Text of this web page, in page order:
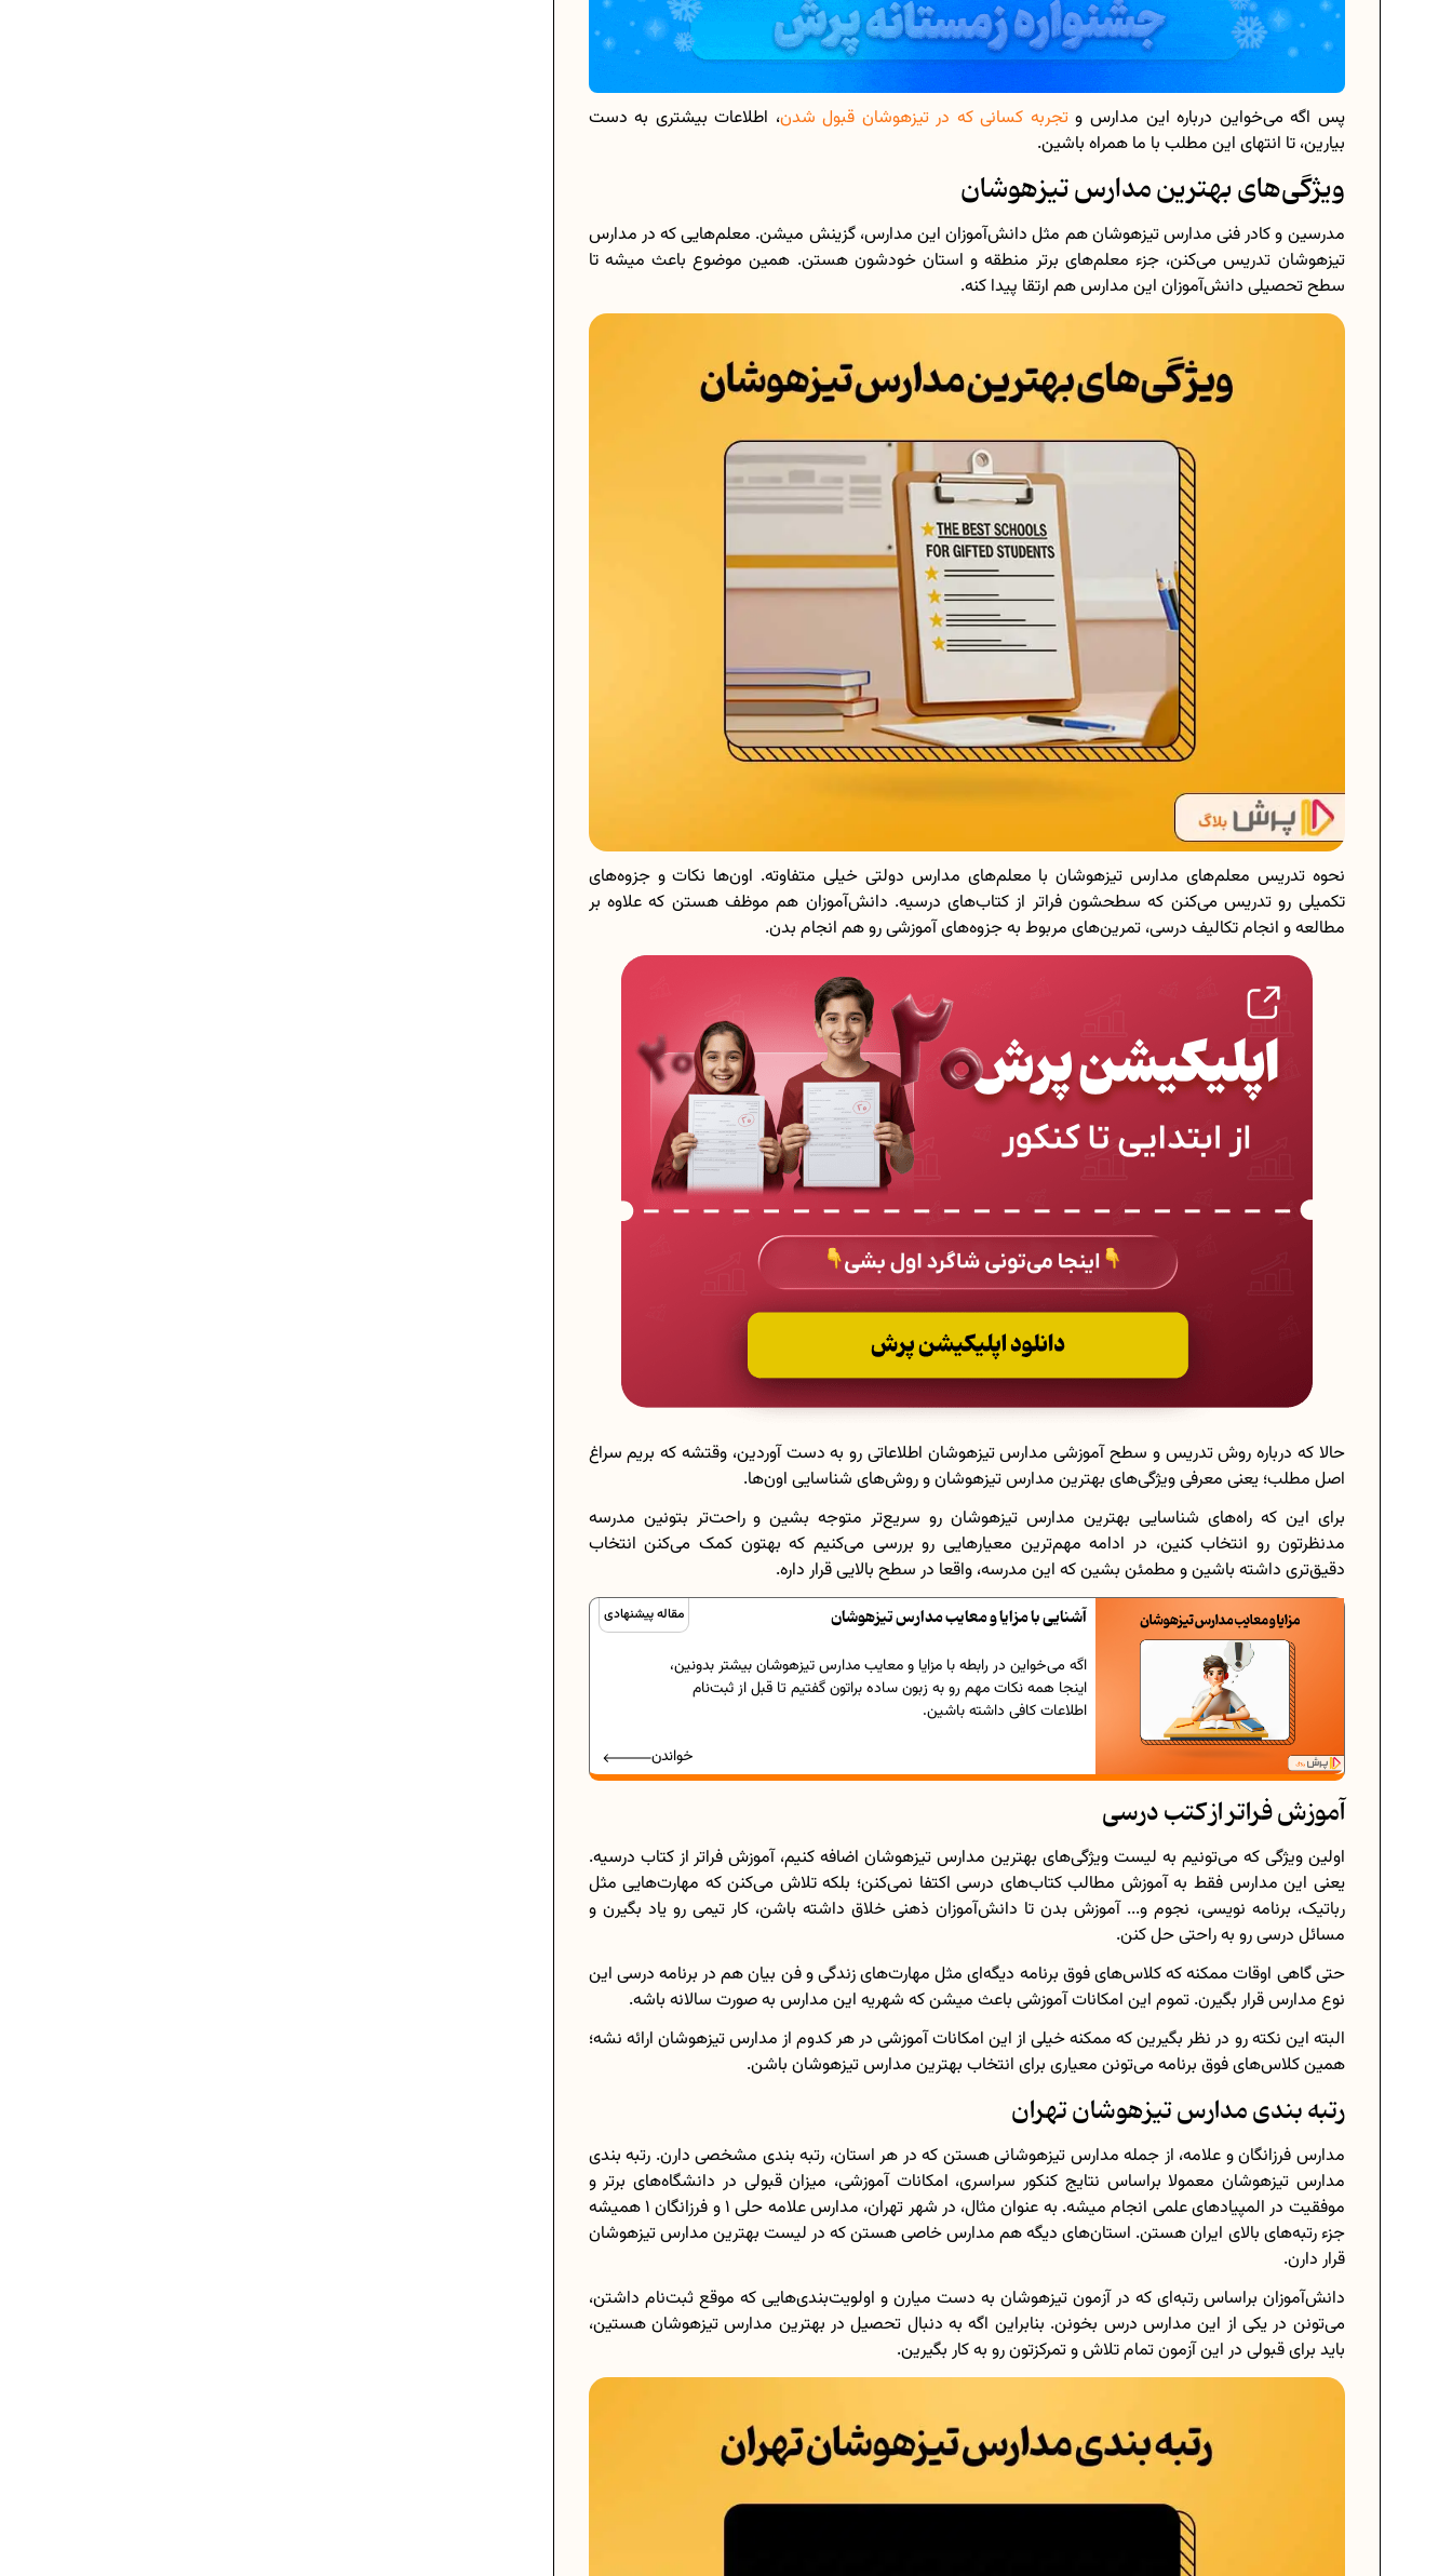
اعداد صحیح، طبیعی و گویا چه اعدادی...
حذفیات کنکور انسانی 1404
اعداد صحیح، طبیعی و گویا چه اعدادی...
حذفیات کنکور انسانی 1404
پس اگه می‌خواین درباره این مدارس وتجربه‌ کسانی که در تیزهوشان قبول شدن، اطلاعات بیشتری به دست
بیارین، تا انتهای این مطلب با ما همراه باشین.
ویژگی‌های بهترین مدارس تیزهوشان
مدرسین و کادر فنی مدارس تیزهوشان هم مثل دانش‌آموزان این مدارس، گزینش میشن. معلم‌هایی که در مدارس
تیزهوشان تدریس می‌کنن، جزء معلم‌های برتر منطقه و استان خودشون هستن. همین موضوع باعث میشه تا
سطح تحصیلی دانش‌آموزان این مدارس هم ارتقا پیدا کنه.
نحوه تدریس معلم‌های مدارس تیزهوشان با معلم‌های مدارس دولتی خیلی متفاوته. اون‌ها نکات و جزوه‌های
تکمیلی رو تدریس می‌کنن که سطحشون فراتر از کتاب‌های درسیه. دانش‌آموزان هم موظف هستن که علاوه بر
مطالعه و انجام تکالیف درسی، تمرین‌های مربوط به جزوه‌های آموزشی رو هم انجام بدن.
حالا که درباره روش تدریس و سطح آموزشی مدارس تیزهوشان اطلاعاتی رو به دست آوردین، وقتشه که بریم سراغ
اصل مطلب؛ یعنی معرفی ویژگی‌های بهترین مدارس تیزهوشان و روش‌های شناسایی اون‌ها.
برای این که راه‌های شناسایی بهترین مدارس تیزهوشان رو سریع‌تر متوجه بشین و راحت‌تر بتونین مدرسه
مدنظرتون رو انتخاب کنین، در ادامه مهم‌ترین معیارهایی رو بررسی می‌کنیم که بهتون کمک می‌کنن انتخاب
دقیق‌تری داشته باشین و مطمئن بشین که این مدرسه، واقعا در سطح بالایی قرار داره.
مقاله پیشنهادی آشنایی با مزایا و معایب مدارس تیزهوشان
اگه می‌خواین در رابطه با مزایا و معایب مدارس تیزهوشان بیشتر بدونین،
اینجا همه نکات مهم رو به زبون ساده براتون گفتیم تا قبل از ثبت‌نام
اطلاعات کافی داشته باشین.
خواندن
آموزش فراتر از کتب درسی
اولین ویژگی که می‌تونیم به لیست ویژگی‌های بهترین مدارس تیزهوشان اضافه کنیم، آموزش فراتر از کتاب درسیه.
یعنی این مدارس فقط به آموزش مطالب کتاب‌های درسی اکتفا نمی‌کنن؛ بلکه تلاش می‌کنن که مهارت‌هایی مثل
رباتیک، برنامه نویسی، نجوم و... آموزش بدن تا دانش‌آموزان ذهنی خلاق داشته باشن، کار تیمی رو یاد بگیرن و
مسائل درسی رو به راحتی حل کنن.
حتی گاهی اوقات ممکنه که کلاس‌های فوق برنامه دیگه‎‌ای مثل مهارت‌های زندگی و فن بیان هم در برنامه درسی این
نوع مدارس قرار بگیرن. تموم این امکانات آموزشی باعث میشن که شهریه این مدارس به صورت سالانه باشه.
البته این نکته رو در نظر بگیرین که ممکنه خیلی از این امکانات آموزشی در هر کدوم از مدارس تیزهوشان ارائه نشه؛
همین کلاس‌های فوق برنامه می‌تونن معیاری برای انتخاب بهترین مدارس تیزهوشان باشن.
رتبه بندی مدارس تیزهوشان تهران
مدارس فرزانگان و علامه، از جمله مدارس تیزهوشانی هستن که در هر استان، رتبه بندی مشخصی دارن. رتبه بندی
مدارس تیزهوشان معمولا براساس نتایج کنکور سراسری، امکانات آموزشی، میزان قبولی در دانشگاه‌های برتر و
موفقیت در المپیادهای علمی انجام میشه. به عنوان مثال، در شهر تهران، مدارس علامه حلی 1 و فرزانگان 1 همیشه
جزء رتبه‌های بالای ایران هستن. استان‌های دیگه هم مدارس خاصی هستن که در لیست بهترین مدارس تیزهوشان
قرار دارن.
دانش‌آموزان براساس رتبه‌ای که در آزمون تیزهوشان به دست میارن و اولویت‌بندی‌هایی که موقع ثبت‌نام داشتن،
می‌تونن در یکی از این مدارس درس بخونن. بنابراین اگه به دنبال تحصیل در بهترین مدارس تیزهوشان هستین،
باید برای قبولی در این آزمون تمام تلاش و تمرکزتون رو به کار بگیرین.